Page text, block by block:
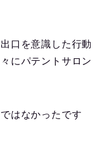
口を意識した行動
にパテントサロン
はなかったです